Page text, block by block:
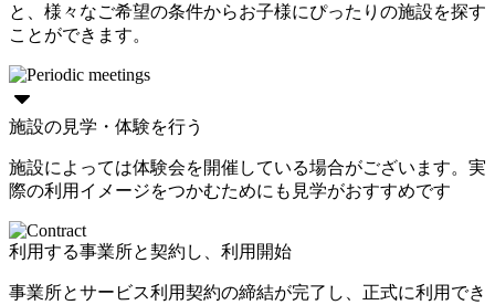
と、様々なご希望の条件からお子様にぴったりの施設を探す
ことができます。
施設の見学・体験を行う
施設によっては体験会を開催している場合がございます。実
際の利用イメージをつかむためにも見学がおすすめです
利用する事業所と契約し、利用開始
事業所とサービス利用契約の締結が完了し、正式に利用でき